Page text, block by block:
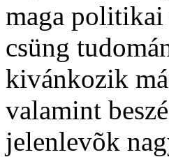
maga politikai
csüng
kivánkozik
valamint
jelenlevõk